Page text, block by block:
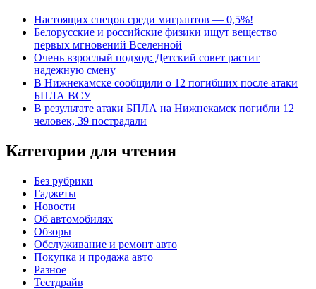
Настоящих спецов среди мигрантов — 0,5%!
Белорусские и российские физики ищут вещество
первых мгновений Вселенной
Очень взрослый подход: Детский совет растит
надежную смену
В Нижнекамске сообщили о 12 погибших после атаки
БПЛА ВСУ
В результате атаки БПЛА на Нижнекамск погибли 12
человек, 39 пострадали
Категории для чтения
Без рубрики
Гаджеты
Новости
Об автомобилях
Обзоры
Обслуживание и ремонт авто
Покупка и продажа авто
Разное
Тестдрайв